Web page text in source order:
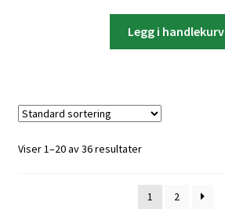
Legg i handlekurv
Viser 1–20 av 36 resultater
1 2